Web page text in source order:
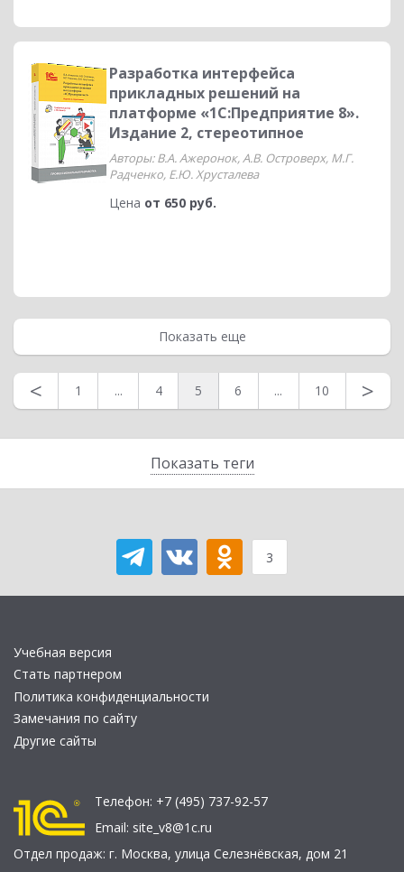
Показать теги
Разработка интерфейса
прикладных решений на
платформе «1С:Предприятие 8».
Издание 2, стереотипное
Авторы: В.А. Ажеронок, А.В. Островерх, М.Г.
Радченко, Е.Ю. Хрусталева
Цена от 650 руб.
Показать еще
< 1 ... 4 5 6 ... 10 >
3
Учебная версия
Стать партнером
Политика конфиденциальности
Замечания по сайту
Другие сайты
Телефон: +7 (495) 737-92-57
Email: site_v8@1c.ru
Отдел продаж: г. Москва, улица Селезнёвская, дом 21